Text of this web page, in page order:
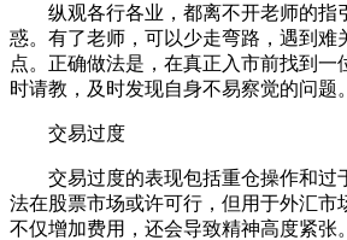
纵观各行各业，都离不开老师的指
惑。有了老师，可以少走弯路，遇到难
点。正确做法是，在真正入市前找到一
时请教，及时发现自身不易察觉的问题。
交易过度
交易过度的表现包括重仓操作和过
法在股票市场或许可行，但用于外汇市
不仅增加费用，还会导致精神高度紧张